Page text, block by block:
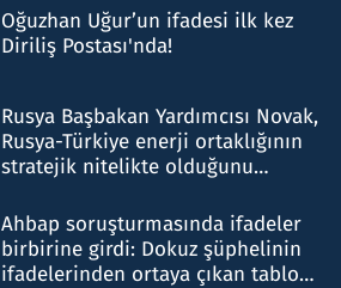
Oğuzhan Uğur’un ifadesi ilk kez
Diriliş Postası'nda!
Rusya Başbakan Yardımcısı Novak,
Rusya-Türkiye enerji ortaklığının
stratejik nitelikte olduğunu
Ahbap soruşturmasında ifadeler
birbirine girdi: Dokuz şüphelinin
ifadelerinden ortaya çıkan tablo